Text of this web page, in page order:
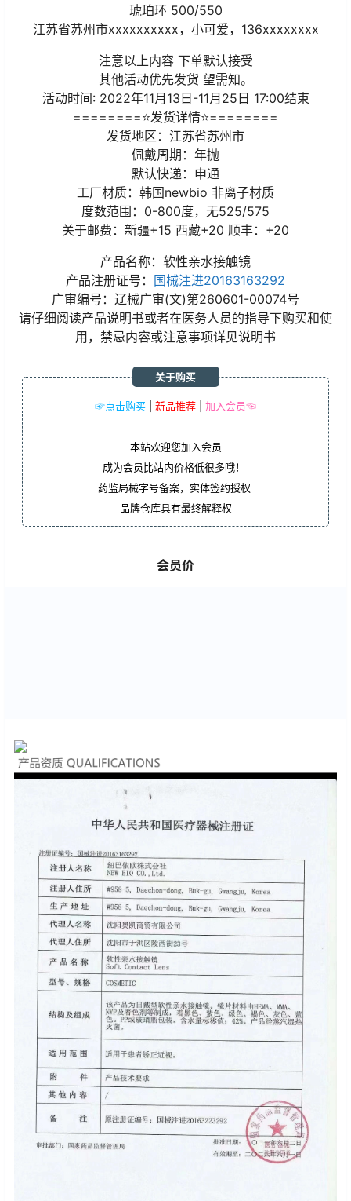
琥珀环 500/550
江苏省苏州市xxxxxxxxxx，小可爱，136xxxxxxxx
注意以上内容 下单默认接受
其他活动优先发货 望需知。
活动时间: 2022年11月13日-11月25日 17:00结束
========⭐发货详情⭐========
发货地区：江苏省苏州市
佩戴周期：年抛
默认快递：申通
工厂材质：韩国newbio 非离子材质
度数范围：0-800度，无525/575
关于邮费：新疆+15 西藏+20 顺丰：+20
产品名称：软性亲水接触镜
产品注册证号： 国械注进20163163292
广审编号：辽械广审(文)第260601-00074号
请仔细阅读产品说明书或者在医务人员的指导下购买和使
用，禁忌内容或注意事项详见说明书
☞点击购买 新品推荐 加入会员☜
关于购买
本站欢迎您加入会员
成为会员比站内价格低很多哦！
药监局械字号备案，实体签约授权
品牌仓库具有最终解释权
会员价